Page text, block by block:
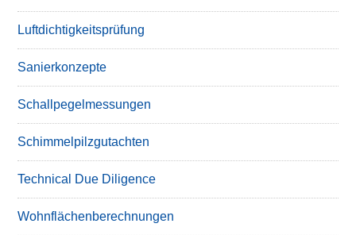
Luftdichtigkeitsprüfung
Sanierkonzepte
Schallpegelmessungen
Schimmelpilzgutachten
Technical Due Diligence
Wohnflächenberechnungen